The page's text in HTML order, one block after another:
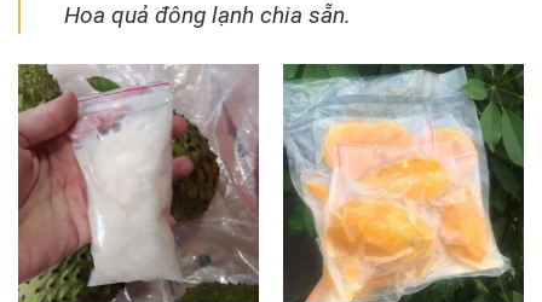
Hoa quả đông lạnh chia sẵn.